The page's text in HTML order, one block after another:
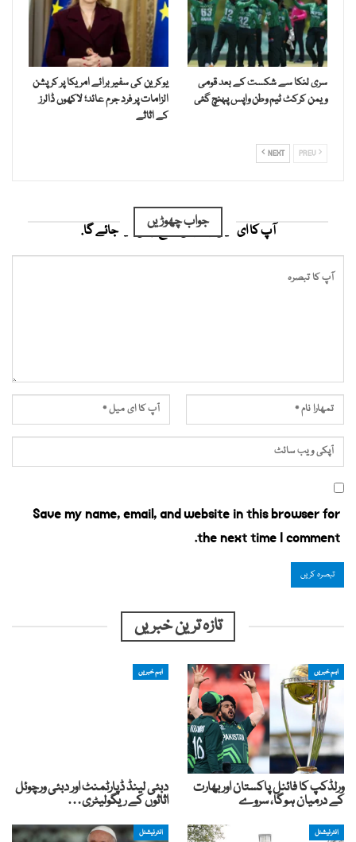
سری لنکا سے شکست کے بعد قومی
ویمن کرکٹ ٹیم وطن واپس پہنچ گئی
یوکرین کی سفیر برائے امریکا پر کرپشن
الزامات پر فرد جرم عائد؛ لاکھوں ڈالرز
کے اثاثے
NEXT
جواب چھوڑیں
آپ کا ای میل ایڈریس شائع نہیں کیا جائے گا.
Save my name, email, and website in this browser for
the next time I comment.
تازہ ترین خبریں
اہم خبریں
ورلڈکپ کا فائنل پاکستان اور بھارت
کے درمیان ہوگا، سروے
اہم خبریں
دبئی لینڈ ڈپارٹمنٹ اور دبئی ورچوئل
اثاثوں کے ریگولیٹری…
انٹرنیشنل انٹرنیشنل